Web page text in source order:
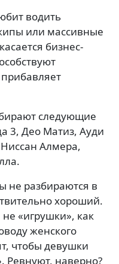
водить
или массивные
бизнес-
следующие
3, Део Матиз, Ауди
Алмера,
не разбираются в
хороший.
«игрушки», как
женского
чтобы девушки
Ревнуют, наверно?